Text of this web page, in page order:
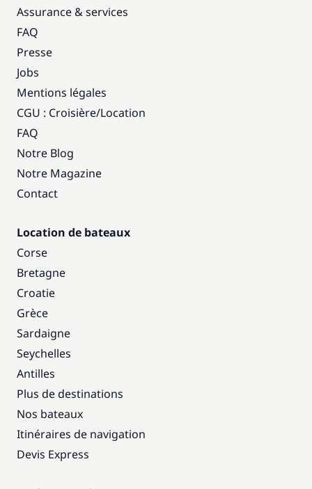
Assurance & services
FAQ
Presse
Jobs
Mentions légales
CGU : Croisière/Location
FAQ
Notre Blog
Notre Magazine
Contact
Location de bateaux
Corse
Bretagne
Croatie
Grèce
Sardaigne
Seychelles
Antilles
Plus de destinations
Nos bateaux
Itinéraires de navigation
Devis Express